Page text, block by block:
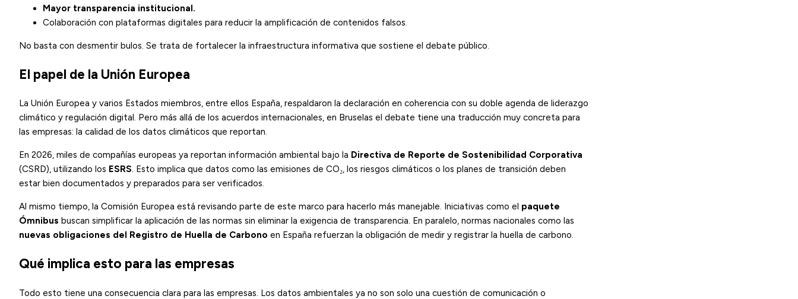
Mayor transparencia institucional.
Colaboración con plataformas digitales para reducir la amplificación de contenidos falsos.
No basta con desmentir bulos. Se trata de fortalecer la infraestructura informativa que sostiene el debate público.
El papel de la Unión Europea
La Unión Europea y varios Estados miembros, entre ellos España, respaldaron la declaración en coherencia con su doble agenda de liderazgo
climático y regulación digital. Pero más allá de los acuerdos internacionales, en Bruselas el debate tiene una traducción muy concreta para
las empresas: la calidad de los datos climáticos que reportan.
En 2026, miles de compañías europeas ya reportan información ambiental bajo la Directiva de Reporte de Sostenibilidad Corporativa
(CSRD), utilizando los ESRS. Esto implica que datos como las emisiones de CO₂, los riesgos climáticos o los planes de transición deben
estar bien documentados y preparados para ser verificados.
Al mismo tiempo, la Comisión Europea está revisando parte de este marco para hacerlo más manejable. Iniciativas como el paquete
Ómnibus buscan simplificar la aplicación de las normas sin eliminar la exigencia de transparencia. En paralelo, normas nacionales como las
nuevas obligaciones del Registro de Huella de Carbono en España refuerzan la obligación de medir y registrar la huella de carbono.
Qué implica esto para las empresas
Todo esto tiene una consecuencia clara para las empresas. Los datos ambientales ya no son solo una cuestión de comunicación o